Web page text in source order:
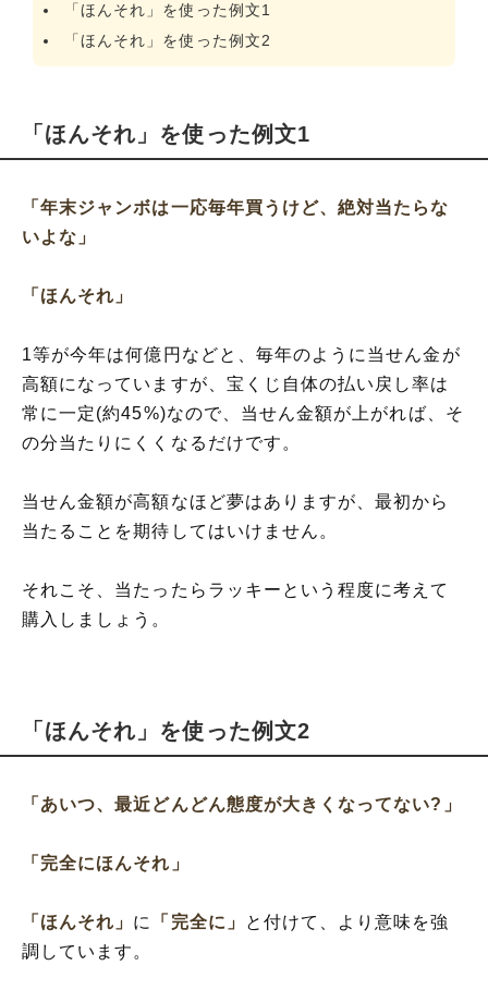
「ほんそれ」を使った例文1
「ほんそれ」を使った例文2
「ほんそれ」を使った例文1
「年末ジャンボは一応毎年買うけど、絶対当たらな
いよな」
「ほんそれ」
1等が今年は何億円などと、毎年のように当せん金が
高額になっていますが、宝くじ自体の払い戻し率は
常に一定(約45%)なので、当せん金額が上がれば、そ
の分当たりにくくなるだけです。
当せん金額が高額なほど夢はありますが、最初から
当たることを期待してはいけません。
それこそ、当たったらラッキーという程度に考えて
購入しましょう。
「ほんそれ」を使った例文2
「あいつ、最近どんどん態度が大きくなってない?」
「完全にほんそれ」
「ほんそれ」 に 「完全に」
と付けて、より意味を強
調しています。